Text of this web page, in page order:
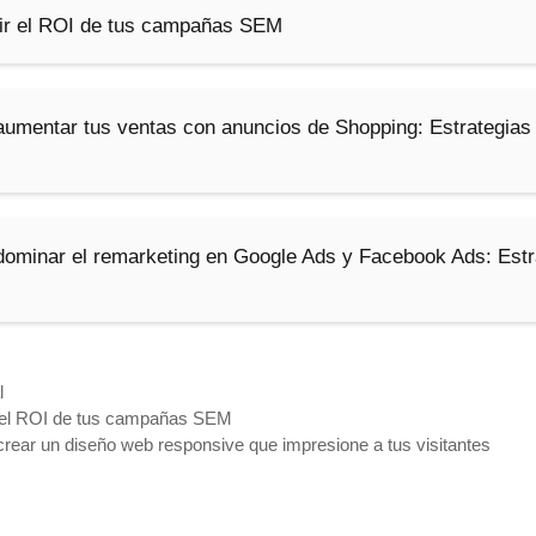
el ROI de tus campañas SEM
tus ventas con anuncios de Shopping:
el remarketing en Google Ads y Facebook Ads:
ROI de tus campañas SEM
un diseño web responsive que impresione a tus visitantes